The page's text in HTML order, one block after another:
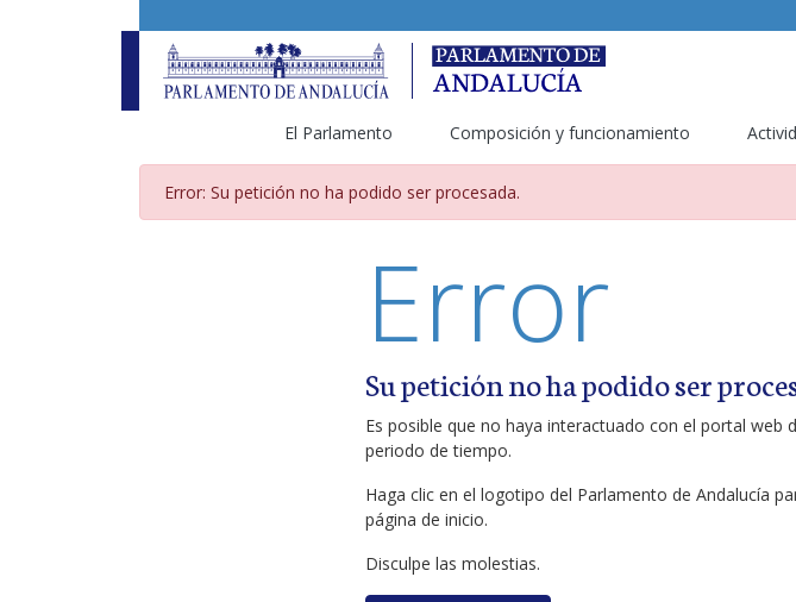
El Parlamento Composición y funcionamiento
Página de error
Error: Su petición no ha podido ser procesada.
Error
Su petición no ha podido ser
Es posible que no haya interactuado con el portal web
periodo de tiempo.
Haga clic en el logotipo del Parlamento de Andalucía
página de inicio.
Disculpe las molestias.